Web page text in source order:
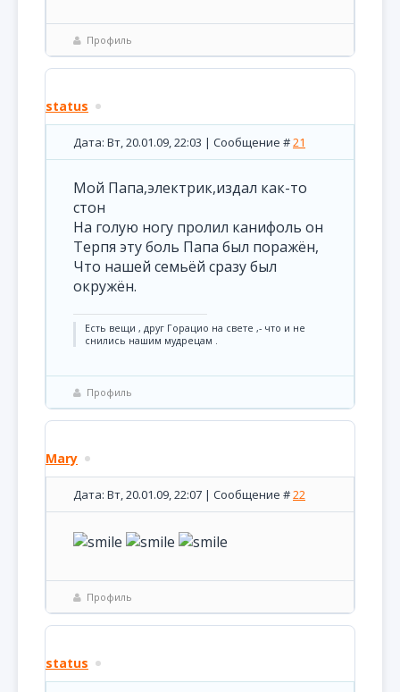
Профиль
status
Дата: Вт, 20.01.09, 22:03 | Сообщение #21
Мой Папа,электрик,издал как-то
стон
На голую ногу пролил канифоль он
Терпя эту боль Папа был поражён,
Что нашей семьёй сразу был
окружён.
Есть вещи , друг Горацио на свете ,- что и не
снились нашим мудрецам .
Профиль
Mary
Дата: Вт, 20.01.09, 22:07 | Сообщение #22
Профиль
status